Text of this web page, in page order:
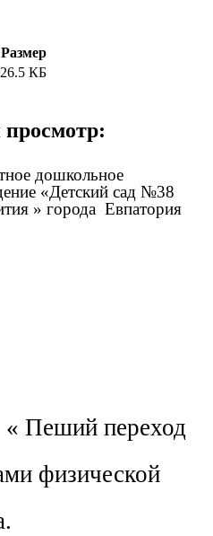
Размер
26.5 КБ
дошкольное
«Детский сад №38
» города Евпатория
Пеший переход
физической